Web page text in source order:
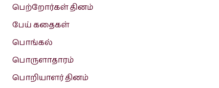
பெற்றோர்கள் தினம்
பேய் கதைகள்
பொங்கல்
பொருளாதாரம்
பொறியாளர் தினம்